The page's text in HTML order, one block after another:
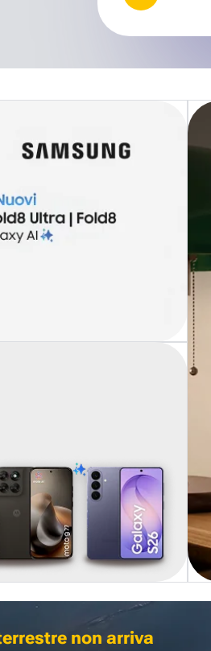
non arriva